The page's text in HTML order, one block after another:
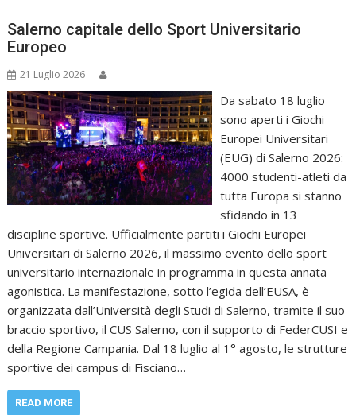
Salerno capitale dello Sport Universitario
Europeo
21 Luglio 2026
Da sabato 18 luglio
sono aperti i Giochi
Europei Universitari
(EUG) di Salerno 2026:
4000 studenti-atleti da
tutta Europa si stanno
sfidando in 13
discipline sportive. Ufficialmente partiti i Giochi Europei
Universitari di Salerno 2026, il massimo evento dello sport
universitario internazionale in programma in questa annata
agonistica. La manifestazione, sotto l’egida dell’EUSA, è
organizzata dall’Università degli Studi di Salerno, tramite il suo
braccio sportivo, il CUS Salerno, con il supporto di FederCUSI e
della Regione Campania. Dal 18 luglio al 1° agosto, le strutture
sportive dei campus di Fisciano…
READ MORE